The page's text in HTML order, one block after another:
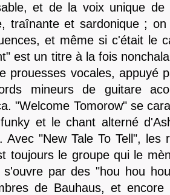
et de la voix unique
traînante et sardonique ;
et même si c'était le
est un titre à la fois
prouesses vocales, appuyé
mineurs de guitare
"Welcome Tomorow" se
et le chant alterné
Avec "New Tale To Tell",
toujours le groupe qui le
s'ouvre par des "hou hou
de Bauhaus, et